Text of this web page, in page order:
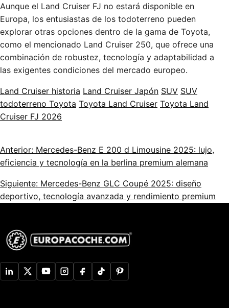
Aunque el Land Cruiser FJ no estará disponible en
Europa, los entusiastas de los todoterreno pueden
explorar otras opciones dentro de la gama de Toyota,
como el mencionado Land Cruiser 250, que ofrece una
combinación de robustez, tecnología y adaptabilidad a
las exigentes condiciones del mercado europeo.
Land Cruiser historia Land Cruiser Japón SUV SUV
todoterreno Toyota Toyota Land Cruiser Toyota Land
Cruiser FJ 2026
Anterior: Mercedes-Benz E 200 d Limousine 2025: lujo,
eficiencia y tecnología en la berlina premium alemana
Siguiente: Mercedes-Benz GLC Coupé 2025: diseño
deportivo, tecnología avanzada y rendimiento premium